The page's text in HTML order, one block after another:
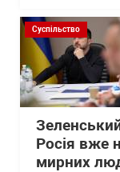
Суспільство
Росія вже
мирних